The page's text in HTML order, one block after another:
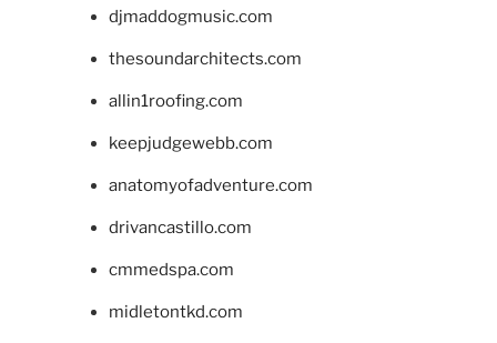
djmaddogmusic.com
thesoundarchitects.com
allin1roofing.com
keepjudgewebb.com
anatomyofadventure.com
drivancastillo.com
cmmedspa.com
midletontkd.com